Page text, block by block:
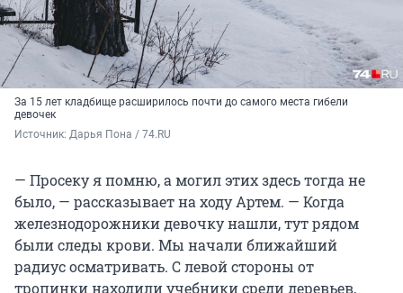
За 15 лет кладбище расширилось почти до самого места гибели
девочек
Источник: Дарья Пона / 74.RU
— Просеку я помню, а могил этих здесь тогда не
было, — рассказывает на ходу Артем. — Когда
железнодорожники девочку нашли, тут рядом
были следы крови. Мы начали ближайший
радиус осматривать. С левой стороны от
тропинки находили учебники среди деревьев,